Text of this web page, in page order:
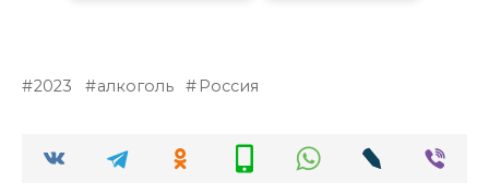
2023 алкоголь Россия